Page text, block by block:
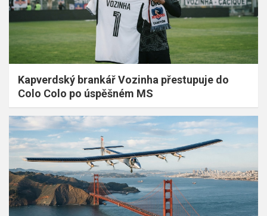
Kapverdský brankář Vozinha přestupuje do
Colo Colo po úspěšném MS